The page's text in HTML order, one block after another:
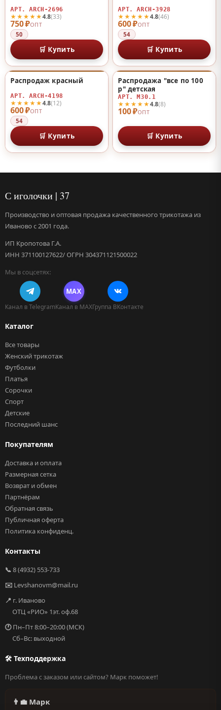
750 ₽ОПТ
★★★★★4.8(33)
АРТ. ARCH-2696
50
🛒 Купить
600 ₽ОПТ
★★★★★4.8(46)
АРТ. ARCH-3928
54
🛒 Купить
600 ₽ОПТ
★★★★★4.8(12)
Распродаж красный
АРТ. ARCH-4198
54
🛒 Купить
♡
100 ₽ОПТ
★★★★★4.8(8)
Распродажа "все по 100
р" детская
АРТ. М30.1
🛒 Купить
С иголочки | 37
Производство и оптовая продажа качественного трикотажа из
Иваново с 2001 года.
ИП Кропотова Г.А.
ИНН 371100127622/ ОГРН 304371121500022
Мы в соцсетях:
Канал в Telegram
MAX
Канал в MAXГруппа ВКонтакте
Каталог
Все товары
Женский трикотаж
Футболки
Платья
Сорочки
Спорт
Детские
Последний шанс
Покупателям
Доставка и оплата
Размерная сетка
Возврат и обмен
Партнёрам
Обратная связь
Публичная оферта
Политика конфиденц.
Контакты
📞 8 (4932) 553-733
✉️ Levshanovm@mail.ru
📍 г. Иваново
ОТЦ «РИО» 1эт. оф.68
🕐Пн–Пт 8:00–20:00 (МСК)
Сб–Вс: выходной
🛠 Техподдержка
Проблема с заказом или сайтом? Марк поможет!
👨‍💼 Марк